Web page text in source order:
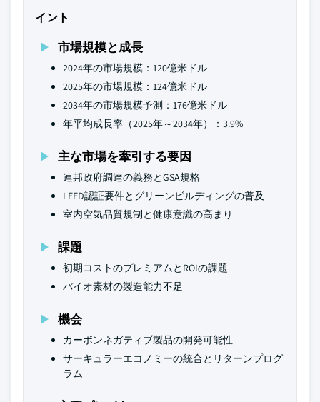
イント
市場規模と成長
2024年の市場規模：120億米ドル
2025年の市場規模：124億米ドル
2034年の市場規模予測：176億米ドル
年平均成長率（2025年～2034年）：3.9%
主な市場を牽引する要因
連邦政府調達の義務とGSA規格
LEED認証要件とグリーンビルディングの普及
室内空気品質規制と健康意識の高まり
課題
初期コストのプレミアムとROIの課題
バイオ素材の製造能力不足
機会
カーボンネガティブ製品の開発可能性
サーキュラーエコノミーの統合とリターンプログ
ラム